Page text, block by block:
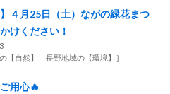
】４月25日（土）ながの緑花まつ
けください！
【自然】 長野地域の【環境】 ］
用心🔥